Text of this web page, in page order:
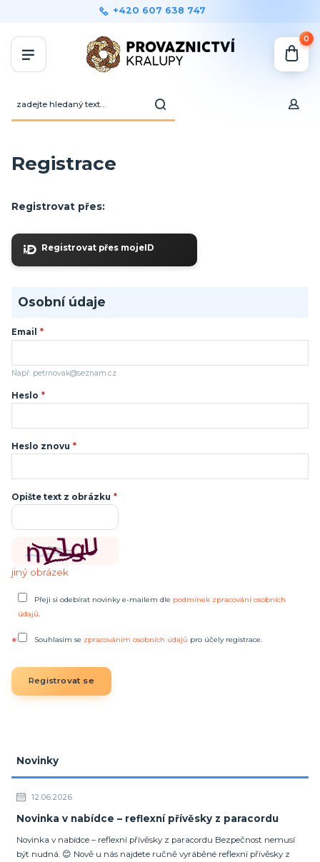
+420 607 638 747
0
Novinky
12.06.2026
Novinka v nabídce – reflexní přívěsky z paracordu
Novinka v nabídce – reflexní přívěsky z paracordu Bezpečnost nemusí
být nudná. 😊 Nově u nás najdete ručně vyráběné reflexní přívěsky z
Registrace
Registrovat přes:
Registrovat přes mojeID
Osobní údaje
Email *
Např. petrnovak@seznam.cz
Heslo *
Heslo znovu *
Opište text z obrázku *
jiný obrázek
Přeji si odebírat novinky e-mailem dle podmínek zpracování osobních
údajů.
Souhlasím se zpracováním osobních údajů pro účely registrace.
Registrovat se